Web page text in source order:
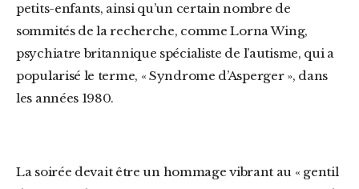
petits-enfants, ainsi qu’un certain nombre de
sommités de la recherche, comme Lorna Wing,
psychiatre britannique spécialiste de l’autisme, qui a
popularisé le terme, « Syndrome d’Asperger », dans
les années 1980.
La soirée devait être un hommage vibrant au « gentil